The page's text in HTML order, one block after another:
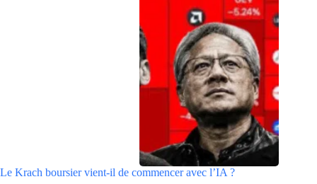
Le Krach boursier vient-il de commencer avec l’IA ?